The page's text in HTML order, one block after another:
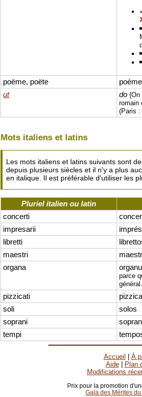
poëme, poëte
ut do
romain
(Paris
Mots italiens et latins
Les mots italiens et latins suivants sont
depuis plusieurs siècles et il n'y a plus
en italique. Il est préférable d'utiliser les
Pluriel italien ou latin
concerti
impresarii
libretti
maestri
organa
parce
pizzicati
soli
solos
soprani
tempi
Accueil À
Aide| Plan
Modifications
Prix pour la promotion
Gala des Mérites